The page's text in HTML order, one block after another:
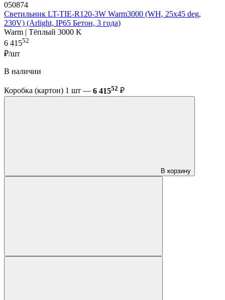
050874
Светильник LT-TIE-R120-3W Warm3000 (WH, 25x45 deg,
230V) (Arlight, IP65 Бетон, 3 года)
Warm | Тёплый 3000 K
6 41552
₽/шт
В наличии
Коробка (картон) 1 шт — 6 41552 ₽
В корзину